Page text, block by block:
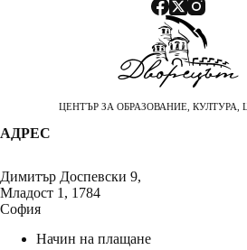
ЦЕНТЪР ЗА ОБРАЗОВАНИЕ, КУЛТУРА,
АДРЕС
Димитър Доспевски 9,
Младост 1, 1784
София
Начин на плащане